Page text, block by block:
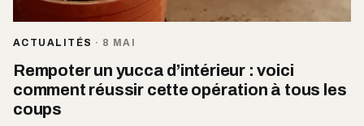
ACTUALITÉS · 8 MAI
Rempoter un yucca d’intérieur : voici
comment réussir cette opération à tous les
coups